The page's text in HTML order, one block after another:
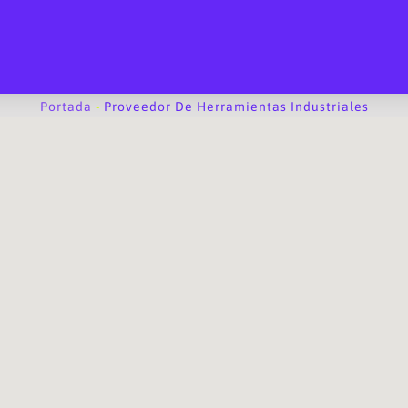
Portada - Proveedor De Herramientas Industriales